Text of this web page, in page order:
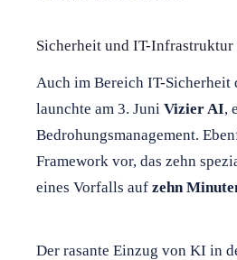
Sicherheit und IT-Infrastruktur
Auch im Bereich IT-Sicherheit
launchte am 3. Juni Vizier AI,
Bedrohungsmanagement.
Framework vor, das zehn
eines Vorfalls auf zehn
Der rasante Einzug von KI in